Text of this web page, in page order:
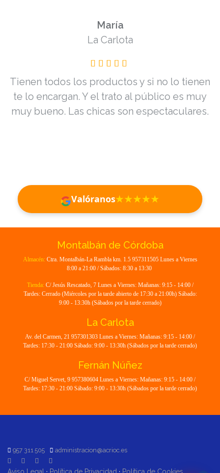
María
La Carlota
Tienen todos los productos y si no lo tienen
te lo encargan. Y el trato al público es muy
muy bueno. Las chicas son espectaculares.
Valóranos★★★★★
Montalbán de Córdoba
Almacén: Ctra. Montalbán-La Rambla km. 1.5 957311505 Lunes a Viernes
8:00 a 21:00 / Sábados: 8:30 a 13:30
Tienda: C/ Jesús Rescatado, 7 Lunes a Viernes: Mañanas: 9:15 - 14:00 /
Tardes: Cerrado (Miércoles por la tarde abierto de 17:30 a 21:00h) Sábado:
9:00 - 13:30h (Sábados por la tarde cerrado)
La Carlota
Av. del Carmen, 21 957301303 Lunes a Viernes: Mañanas: 9:15 - 14:00 /
Tardes: 17:30 - 21:00 Sábado: 9:00 - 13:30h (Sábados por la tarde cerrado)
Fernán Núñez
C/ Miguel Servet, 9 957380604 Lunes a Viernes: Mañanas: 9:15 - 14:00 /
Tardes: 17:30 - 21:00 Sábado: 9:00 - 13:30h (Sábados por la tarde cerrado)
957 311 505 administracion@acrioc.es